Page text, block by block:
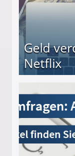
Geld
Netflix